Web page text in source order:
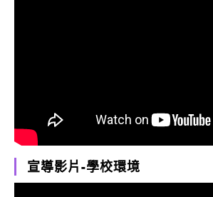
宣導影片-學校環境